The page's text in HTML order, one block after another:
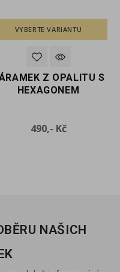
VYBERTE VARIANTU
Z OPALITU S
HEXAGONEM
490,- KčCena
NAŠICH